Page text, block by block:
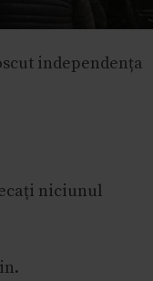
independența
niciunul